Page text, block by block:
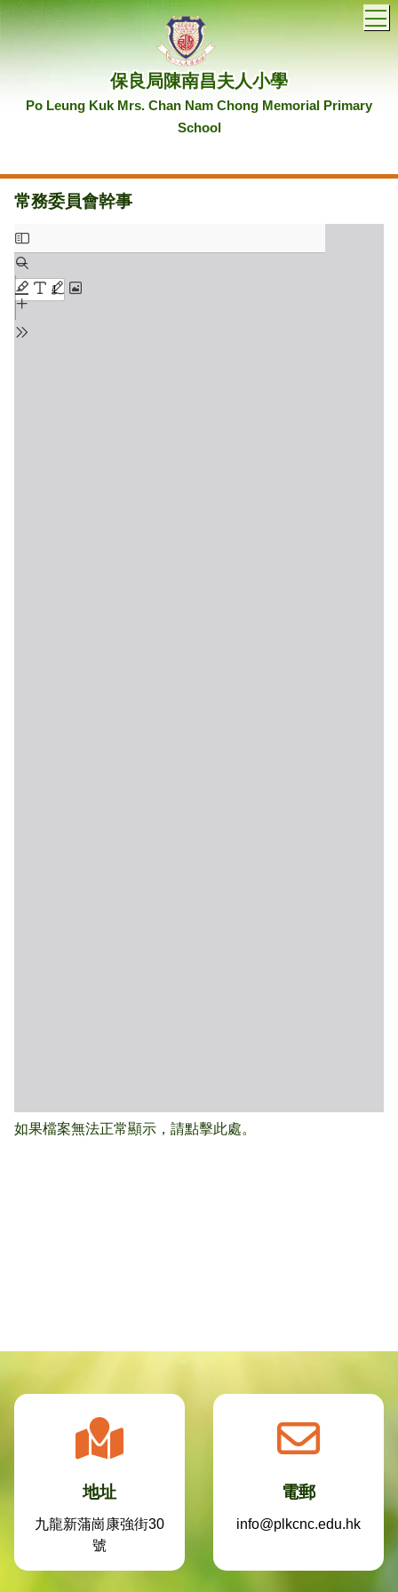
保良局陳南昌夫人小學
Po Leung Kuk Mrs. Chan Nam Chong Memorial Primary
School
常務委員會幹事
如果檔案無法正常顯示，請點擊此處。
地址
九龍新蒲崗康強街30
號
電郵
info@plkcnc.edu.hk